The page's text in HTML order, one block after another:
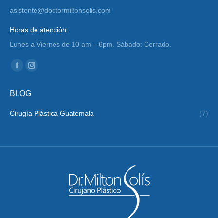
asistente@doctormiltonsolis.com
Horas de atención:
Lunes a Viernes de 10 am – 6pm. Sábado: Cerrado.
Encuéntranos en:
Facebook
opens
Instagram
in
BLOG
Cirugía Plástica Guatemala (7)